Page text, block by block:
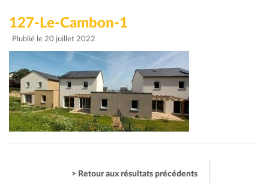
127-Le-Cambon-1
Plublié le 20 juillet 2022
> Retour aux résultats précédents